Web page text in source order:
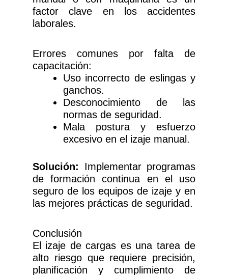
factor clave en los accidentes
laborales.
Errores comunes por falta de
capacitación:
Uso incorrecto de eslingas y
ganchos.
Desconocimiento de las
normas de seguridad.
Mala postura y esfuerzo
excesivo en el izaje manual.
Solución: Implementar programas
de formación continua en el uso
seguro de los equipos de izaje y en
las mejores prácticas de seguridad.
Conclusión
El izaje de cargas es una tarea de
alto riesgo que requiere precisión,
planificación y cumplimiento de